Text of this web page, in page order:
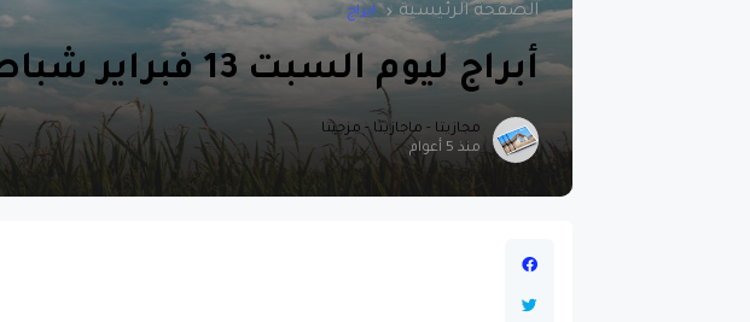
الصفحة الرئيسية ابراج
أبراج ليوم السبت 13 فبراير شباط 2021
مجازيتا - ماجازيتا - مزجيتا
منذ 5 أعوام